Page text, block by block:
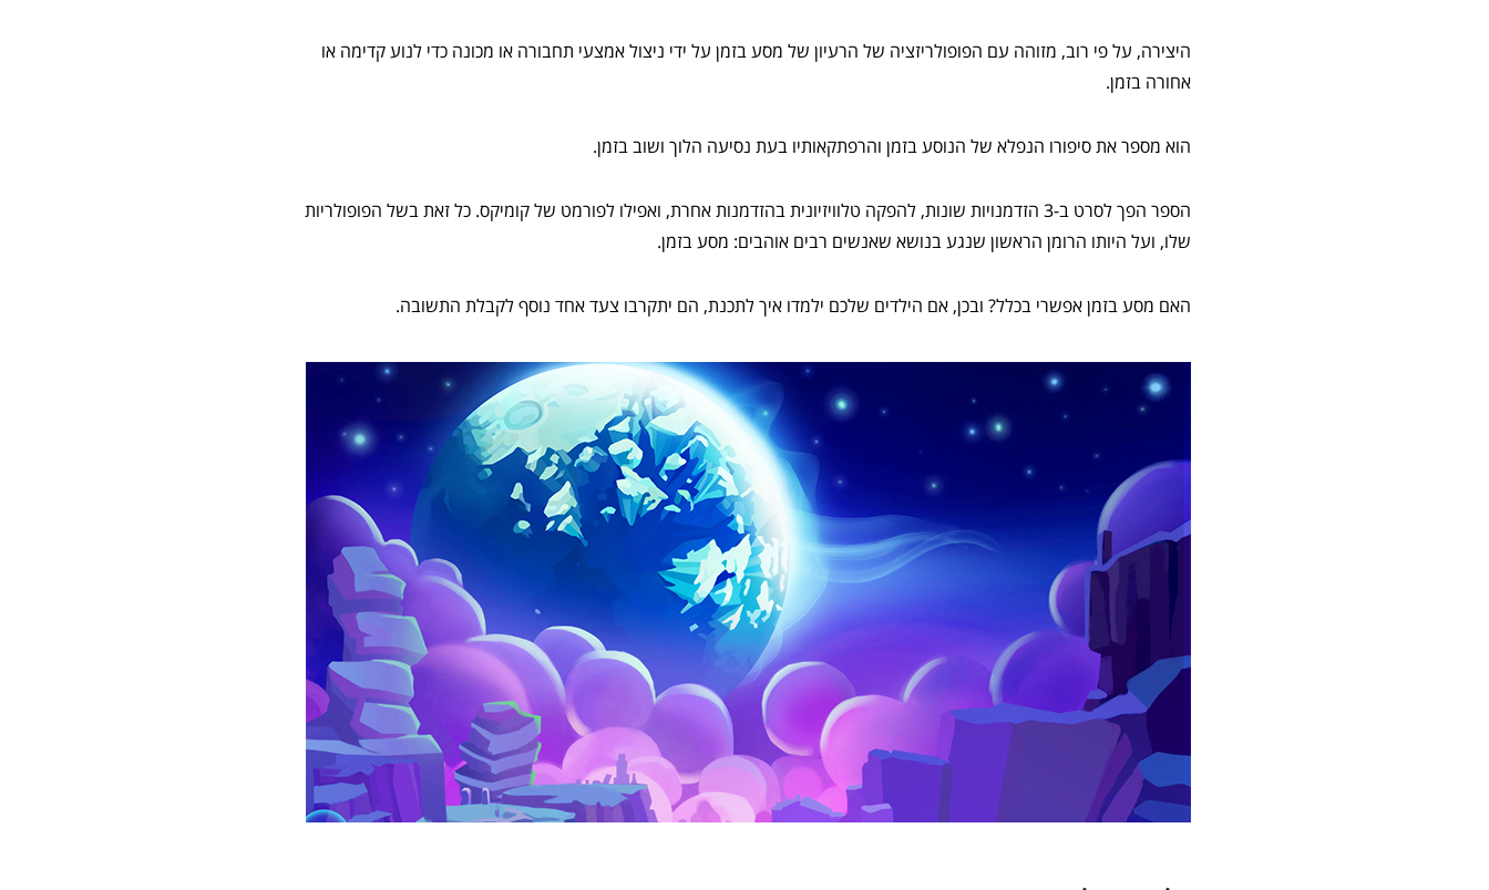
היצירה, על פי רוב, מזוהה עם הפופולריזציה של הרעיון של מסע בזמן על ידי ניצול אמצעי תחבורה או מכונה כדי לנוע קדימה או
אחורה בזמן.
הוא מספר את סיפורו הנפלא של הנוסע בזמן והרפתקאותיו בעת נסיעה הלוך ושוב בזמן.
הספר הפך לסרט ב-3 הזדמנויות שונות, להפקה טלוויזיונית בהזדמנות אחרת, ואפילו לפורמט של קומיקס. כל זאת בשל הפופולריות
שלו, ועל היותו הרומן הראשון שנגע בנושא שאנשים רבים אוהבים: מסע בזמן.
האם מסע בזמן אפשרי בכלל? ובכן, אם הילדים שלכם ילמדו איך לתכנת, הם יתקרבו צעד אחד נוסף לקבלת התשובה.